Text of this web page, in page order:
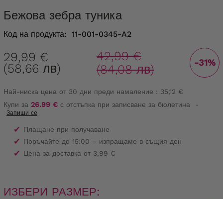
Бежова зебра туника
Код на продукта: 11-001-0345-A2
29,99 €
(58,66 лв)
42,99 €
(84,08 лв)
-31%
Най-ниска цена от 30 дни преди намаление : 35,12 €
Купи за 26.99 € с отстъпка при записване за бюлетина -
Запиши се
✔ Плащане при получаване
✔ Поръчайте до 15:00 – изпращаме в същия ден
✔ Цена за доставка от 3,99 €
ИЗБЕРИ РАЗМЕР: